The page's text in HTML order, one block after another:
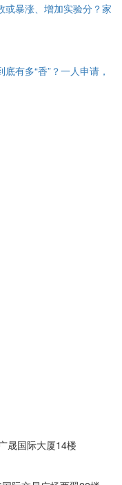
或暴涨、增加实验分？家
有多“香”？一人申请，
晟国际大厦14楼